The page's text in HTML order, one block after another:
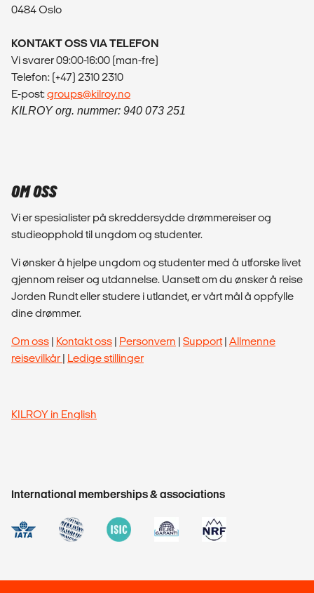
0484 Oslo
KONTAKT OSS VIA TELEFON
Vi svarer 09:00-16:00 (man-fre)
Telefon: (+47) 2310 2310
E-post:groups@kilroy.no
KILROY org. nummer: 940 073 251
OM OSS
Vi er spesialister på skreddersydde drømmereiser og
studieopphold til ungdom og studenter.
Vi ønsker å hjelpe ungdom og studenter med å utforske livet
gjennom reiser og utdannelse. Uansett om du ønsker å reise
Jorden Rundt eller studere i utlandet, er vårt mål å oppfylle
dine drømmer.
Om oss | Kontakt oss | Personvern | Support| Allmenne
reisevilkår | Ledige stillinger
KILROY in English
International memberships & associations